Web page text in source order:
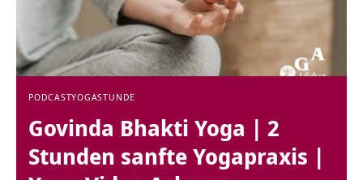
PODCASTYOGASTUNDE
Govinda Bhakti Yoga | 2
Stunden sanfte Yogapraxis |